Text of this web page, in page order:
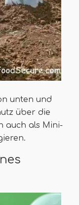
unten und
über die
auch als Mini-